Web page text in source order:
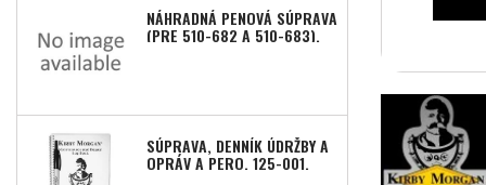
NÁHRADNÁ PENOVÁ SÚPRAVA
(PRE 510-682 A 510-683),
SÚPRAVA, DENNÍK ÚDRŽBY A
OPRÁV A PERO, 125-001,